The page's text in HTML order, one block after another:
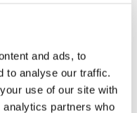
and ads, to
to analyse our traffic.
use of our site with
partners who
creado como
contra Irán
no será publicada.Los
con*